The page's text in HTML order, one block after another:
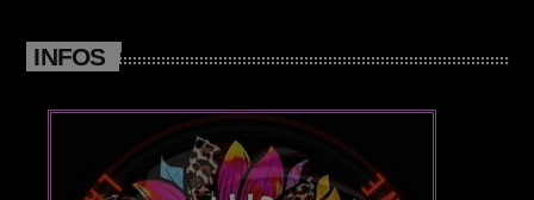
Romain Villeroy
INFOS